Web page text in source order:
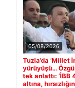
05/08/2026
Tuzla’da ‘Millet
yürüyüşü…
tek anlattı:
altına,